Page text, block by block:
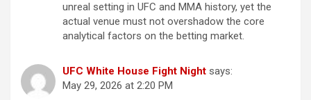
unreal setting in UFC and MMA history, yet the
actual venue must not overshadow the core
analytical factors on the betting market.
UFC White House Fight Night says:
May 29, 2026 at 2:20 PM